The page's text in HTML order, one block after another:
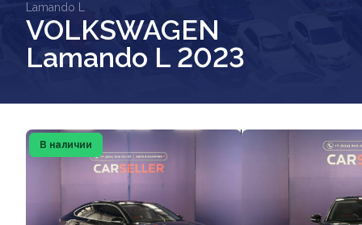
Lamando L
VOLKSWAGEN
Lamando L 2023
В наличии